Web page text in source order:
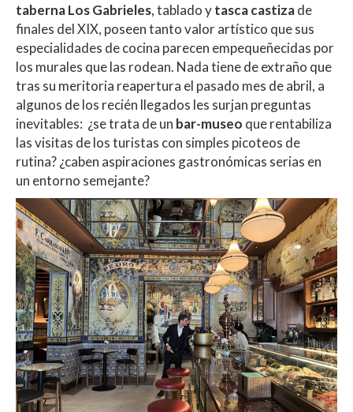
taberna Los Gabrieles, tablado ytasca castizade
finales del XIX, poseen tanto valor artístico que sus
especialidades de cocina parecen empequeñecidas por
los murales que las rodean. Nada tiene de extraño que
tras su meritoria reapertura el pasado mes de abril, a
algunos de los recién llegados les surjan preguntas
inevitables: ¿se trata de un bar-museo que rentabiliza
las visitas de los turistas con simples picoteos de
rutina? ¿caben aspiraciones gastronómicas serias en
un entorno semejante?